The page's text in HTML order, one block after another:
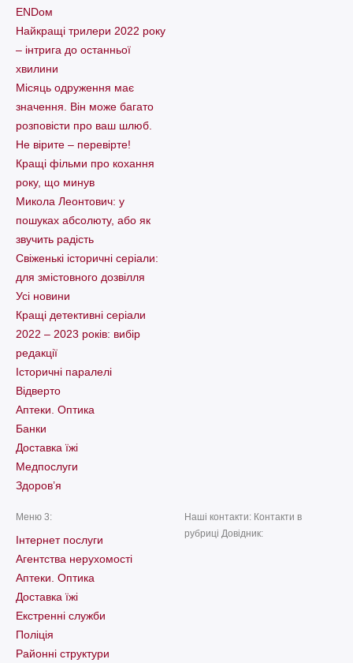
ENDом
Найкращі трилери 2022 року
– інтрига до останньої
хвилини
Місяць одруження має
значення. Він може багато
розповісти про ваш шлюб.
Не вірите – перевірте!
Кращі фільми про кохання
року, що минув
Микола Леонтович: у
пошуках абсолюту, або як
звучить радість
Свіженькі історичні серіали:
для змістовного дозвілля
Усі новини
Кращі детективні серіали
2022 – 2023 років: вибір
редакції
Історичні паралелі
Відверто
Аптеки. Оптика
Банки
Доставка їжі
Медпослуги
Здоров’я
Меню 3:
Інтернет послуги
Агентства нерухомості
Аптеки. Оптика
Доставка їжі
Екстренні служби
Поліція
Районні структури
Наші контакти: Контакти в
рубриці Довідник: